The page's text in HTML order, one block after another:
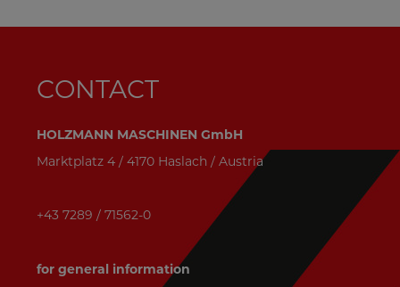
CONTACT
HOLZMANN MASCHINEN GmbH
Marktplatz 4 / 4170 Haslach / Austria
+43 7289 / 71562-0
for general information